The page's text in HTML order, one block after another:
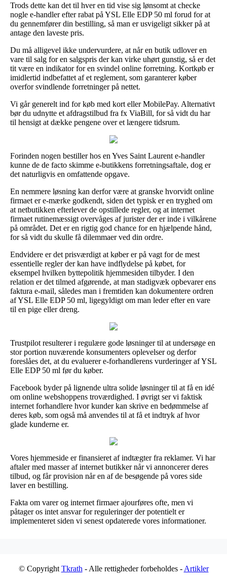
Trods dette kan det til hver en tid vise sig lønsomt at checke
nogle e-handler efter rabat på YSL Elle EDP 50 ml forud for at
du gennemfører din bestilling, så man er usvigeligt sikker på at
antage den laveste pris.
Du må alligevel ikke undervurdere, at når en butik udlover en
vare til salg for en salgspris der kan virke uhørt gunstig, så er det
tit være en indikator for en svindel online forretning. Kortkøb er
imidlertid indbefattet af et reglement, som garanterer køber
overfor svindlende forretninger på nettet.
Vi går generelt ind for køb med kort eller MobilePay. Alternativt
bør du udnytte et afdragstilbud fra fx ViaBill, for så vidt du har
til hensigt at dække pengene over et længere tidsrum.
Forinden nogen bestiller hos en Yves Saint Laurent e-handler
kunne de de facto skimme e-butikkens forretningsaftale, dog er
det naturligvis en omfattende opgave.
En nemmere løsning kan derfor være at granske hvorvidt online
firmaet er e-mærke godkendt, siden det typisk er en tryghed om
at netbutikken efterlever de opstillede regler, og at internet
firmaet rutinemæssigt overvåges af jurister der er inde i vilkårene
på området. Det er en rigtig god chance for en hjælpende hånd,
for så vidt du skulle få dilemmaer ved din ordre.
Endvidere er det prisværdigt at køber er på vagt for de mest
essentielle regler der kan have indflydelse på købet, for
eksempel hvilken byttepolitik hjemmesiden tilbyder. I den
relation er det tilmed afgørende, at man stadigvæk opbevarer ens
faktura e-mail, således man i fremtiden kan dokumentere ordren
af YSL Elle EDP 50 ml, ligegyldigt om man leder efter en vare
til en pige eller dreng.
Trustpilot resulterer i regulære gode løsninger til at undersøge en
stor portion nuværende konsumenters oplevelser og derfor
foreslåes det, at du evaluerer e-forhandlerens vurderinger af YSL
Elle EDP 50 ml før du køber.
Facebook byder på lignende ultra solide løsninger til at få en idé
om online webshoppens troværdighed. I øvrigt ser vi faktisk
internet forhandlere hvor kunder kan skrive en bedømmelse af
deres køb, som også må anvendes til at få et indtryk af hvor
glade kunderne er.
Vores hjemmeside er finansieret af indtægter fra reklamer. Vi har
aftaler med masser af internet butikker når vi annoncerer deres
tilbud, og får provision når en af de besøgende på vores side
laver en bestilling.
Fakta om varer og internet firmaer ajourføres ofte, men vi
påtager os intet ansvar for reguleringer der potentielt er
implementeret siden vi senest opdaterede vores informationer.
© Copyright Tkrath - Alle rettigheder forbeholdes - Artikler